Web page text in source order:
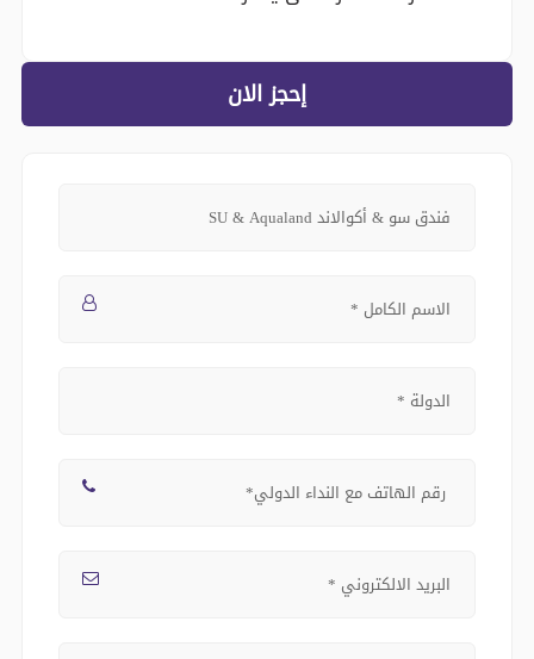
إحجز الان